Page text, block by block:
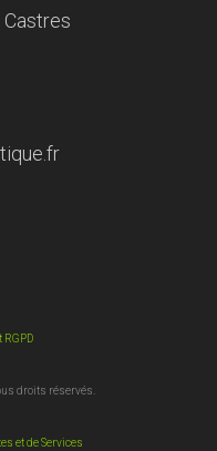
droits réservés.
et de Services